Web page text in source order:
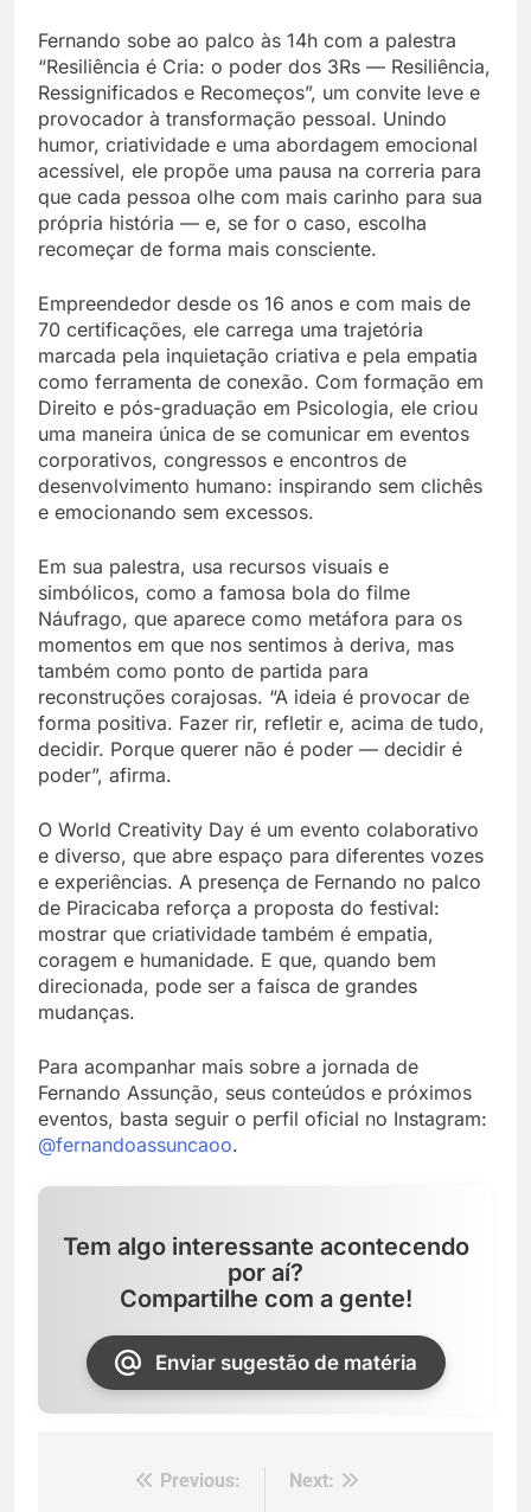
Fernando sobe ao palco às 14h com a palestra
“Resiliência é Cria: o poder dos 3Rs — Resiliência,
Ressignificados e Recomeços”, um convite leve e
provocador à transformação pessoal. Unindo
humor, criatividade e uma abordagem emocional
acessível, ele propõe uma pausa na correria para
que cada pessoa olhe com mais carinho para sua
própria história — e, se for o caso, escolha
recomeçar de forma mais consciente.
Empreendedor desde os 16 anos e com mais de
70 certificações, ele carrega uma trajetória
marcada pela inquietação criativa e pela empatia
como ferramenta de conexão. Com formação em
Direito e pós-graduação em Psicologia, ele criou
uma maneira única de se comunicar em eventos
corporativos, congressos e encontros de
desenvolvimento humano: inspirando sem clichês
e emocionando sem excessos.
Em sua palestra, usa recursos visuais e
simbólicos, como a famosa bola do filme
Náufrago, que aparece como metáfora para os
momentos em que nos sentimos à deriva, mas
também como ponto de partida para
reconstruções corajosas. “A ideia é provocar de
forma positiva. Fazer rir, refletir e, acima de tudo,
decidir. Porque querer não é poder — decidir é
poder”, afirma.
O World Creativity Day é um evento colaborativo
e diverso, que abre espaço para diferentes vozes
e experiências. A presença de Fernando no palco
de Piracicaba reforça a proposta do festival:
mostrar que criatividade também é empatia,
coragem e humanidade. E que, quando bem
direcionada, pode ser a faísca de grandes
mudanças.
Para acompanhar mais sobre a jornada de
Fernando Assunção, seus conteúdos e próximos
eventos, basta seguir o perfil oficial no Instagram:
@fernandoassuncaoo.
Tem algo interessante acontecendo
por aí?
Compartilhe com a gente!
Enviar sugestão de matéria
Navegação
Previous:
Next: